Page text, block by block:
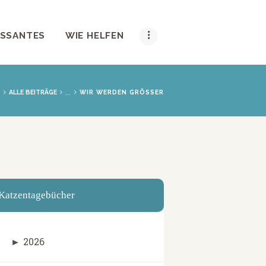
WIE HELFEN
ALLE BEITRÄGE ... WIR WERDEN GRÖSSER
► 2026